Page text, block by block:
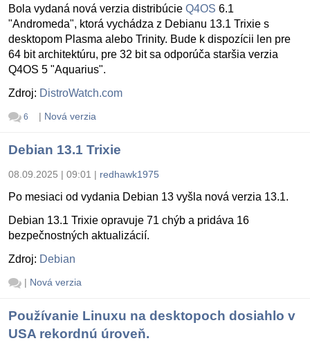
Bola vydaná nová verzia distribúcie Q4OS 6.1
"Andromeda", ktorá vychádza z Debianu 13.1 Trixie s
desktopom Plasma alebo Trinity. Bude k dispozícii len pre
64 bit architektúru, pre 32 bit sa odporúča staršia verzia
Q4OS 5 "Aquarius".
Zdroj: DistroWatch.com
6 | Nová verzia
Debian 13.1 Trixie
08.09.2025 | 09:01 | redhawk1975
Po mesiaci od vydania Debian 13 vyšla nová verzia 13.1.
Debian 13.1 Trixie opravuje 71 chýb a pridáva 16
bezpečnostných aktualizácií.
Zdroj: Debian
| Nová verzia
Používanie Linuxu na desktopoch dosiahlo v
USA rekordnú úroveň.